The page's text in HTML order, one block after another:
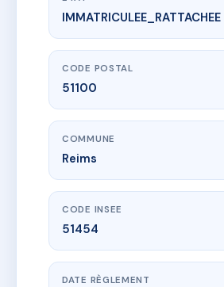
www.vme.plus/AD1611094
RESIDENCE PONSARDIN
98 r ponsardin
IMMATRICULEE_RATTACHEE
CODE POSTAL
51100
COMMUNE
Reims
CODE INSEE
51454
DATE RÈGLEMENT